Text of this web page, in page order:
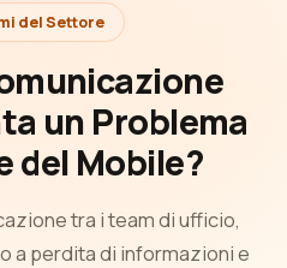
del Settore
un Problema
del Mobile?
tra i team di ufficio,
a perdita di informazioni e